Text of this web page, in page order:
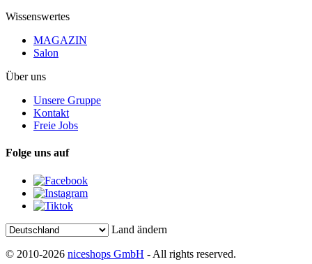
Wissenswertes
MAGAZIN
Salon
Über uns
Unsere Gruppe
Kontakt
Freie Jobs
Folge uns auf
Land ändern
© 2010-2026 niceshops GmbH - All rights reserved.